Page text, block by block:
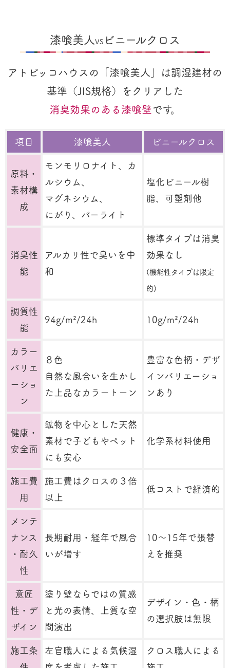
漆喰美人 VS ビニールクロス
アトピッコハウスの「漆喰美人」は調湿建材の
基準（JIS規格）をクリアした
消臭効果のある漆喰壁 です。
項目 漆喰美人 ビニールクロス
原料・
素材構
成
モンモリロナイト、カ
ルシウム、
マグネシウム、
にがり、パーライト
塩化ビニール樹
脂、可塑剤他
消臭性
能
アルカリ性で臭いを中
和
標準タイプは消臭
効果なし
(機能性タイプは限定
的)
調質性
能
94g/m²/24h 10g/m²/24h
カラー
バリエ
ーショ
ン
８色
自然な風合いを生かし
た上品なカラートーン
豊富な色柄・デザ
インバリエーショ
ンあり
健康・
安全面
鉱物を中心とした天然
素材で子どもやペット
にも安心
化学系材料使用
施工費
用
施工費はクロスの３倍
以上
低コストで経済的
メンテ
ナンス
・耐久
性
長期耐用・経年で風合
いが増す
10～15年で張替
えを推奨
意匠
性・デ
ザイン
塗り壁ならではの質感
と光の表情、上質な空
間演出
デザイン・色・柄
の選択肢は無限
施工条
左官職人による気候湿
クロス職人による